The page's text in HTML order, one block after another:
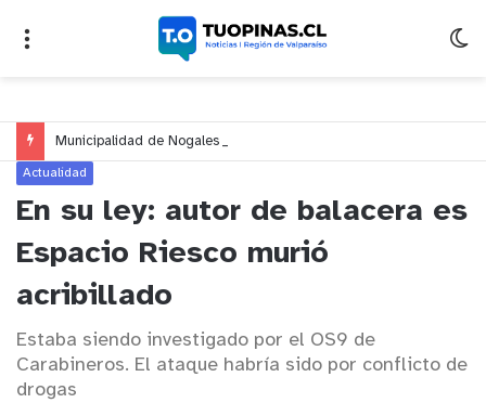
Actualidad
En su ley: autor de balacera es
Espacio Riesco murió
acribillado
Estaba siendo investigado por el OS9 de
Carabineros. El ataque habría sido por conflicto de
drogas